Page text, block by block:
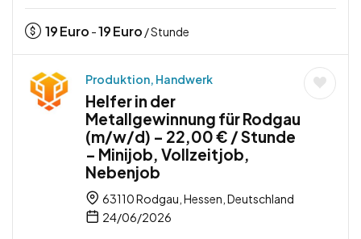
19Euro -19Euro / Stunde
Produktion, Handwerk
Helfer in der
Metallgewinnung für Rodgau
(m/w/d) – 22,00 € / Stunde
– Minijob, Vollzeitjob,
Nebenjob
63110 Rodgau, Hessen, Deutschland
24/06/2026